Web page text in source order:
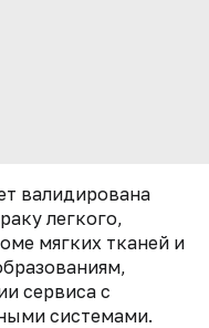
валидирована
легкого,
мягких тканей и
сервиса с
системами.